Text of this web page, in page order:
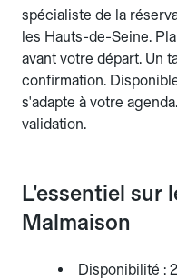
spécialiste de la
les Hauts-de-Seine.
avant votre départ. Un
confirmation.
s'adapte à votre
validation.
L'essentiel sur
Malmaison
Disponibilité :